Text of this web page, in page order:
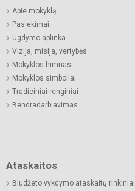
Apie mokyklą
Pasiekimai
Ugdymo aplinka
Vizija, misija, vertybės
Mokyklos himnas
Mokyklos simboliai
Tradiciniai renginiai
Bendradarbiavimas
Ataskaitos
Biudžeto vykdymo ataskaitų rinkiniai